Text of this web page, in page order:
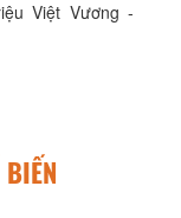
Việt Vương -